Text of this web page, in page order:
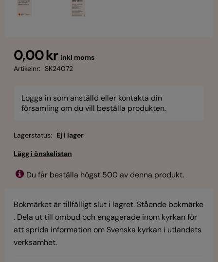
0,00 kr inkl moms
Artikelnr: SK24072
Logga in som anställd eller kontakta din
församling om du vill beställa produkten.
Lagerstatus: Ej i lager
Du får beställa högst 500 av denna produkt.
Bokmärket är tillfälligt slut i lagret. Stående bokmärke
. Dela ut till ombud och engagerade inom kyrkan för
att sprida information om Svenska kyrkan i utlandets
verksamhet.